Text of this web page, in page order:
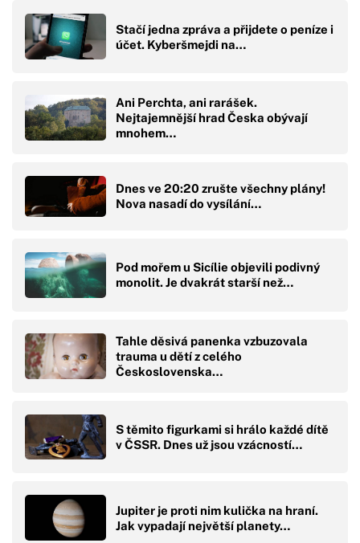
Stačí jedna zpráva a přijdete o peníze i
účet. Kyberšmejdi na…
Ani Perchta, ani rarášek.
Nejtajemnější hrad Česka obývají
mnohem…
Dnes ve 20:20 zrušte všechny plány!
Nova nasadí do vysílání…
Pod mořem u Sicílie objevili podivný
monolit. Je dvakrát starší než…
Tahle děsivá panenka vzbuzovala
trauma u dětí z celého
Československa…
S těmito figurkami si hrálo každé dítě
v ČSSR. Dnes už jsou vzácností…
Jupiter je proti nim kulička na hraní.
Jak vypadají největší planety…